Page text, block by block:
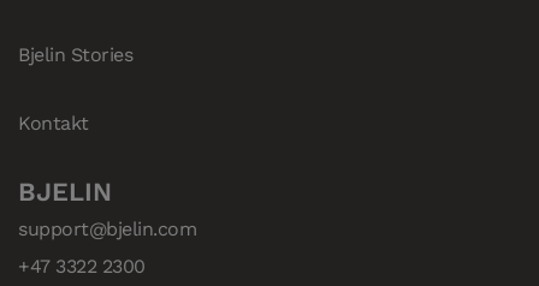
Bjelin Stories
Kontakt
BJELIN
support@bjelin.com
+47 3322 2300